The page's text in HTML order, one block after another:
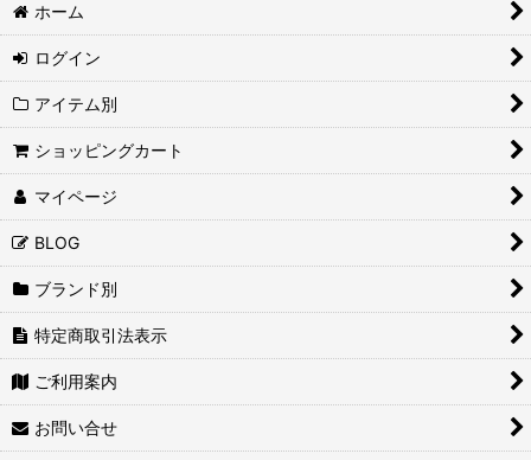
ホーム
ログイン
アイテム別
ショッピングカート
マイページ
BLOG
ブランド別
特定商取引法表示
ご利用案内
お問い合せ